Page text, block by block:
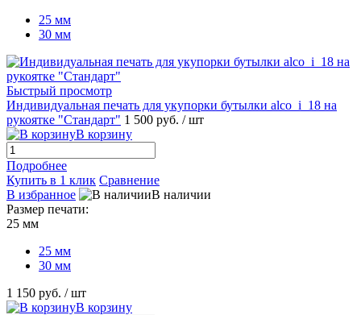
25 мм
30 мм
Быстрый просмотр
Индивидуальная печать для укупорки бутылки alco_i_18 на
рукоятке "Стандарт" 1 500 руб. / шт
В корзину
Подробнее
Купить в 1 клик Сравнение
В избранное
В наличии
Размер печати:
25 мм
25 мм
30 мм
1 150 руб. / шт
В корзину